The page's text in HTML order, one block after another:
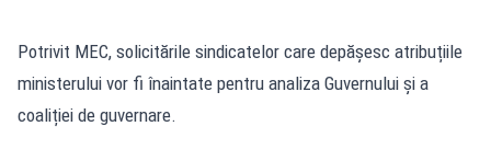
Potrivit MEC, solicitările sindicatelor care depășesc atribuțiile
ministerului vor fi înaintate pentru analiza Guvernului și a
coaliției de guvernare.